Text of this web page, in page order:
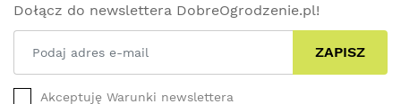
Dołącz do newslettera DobreOgrodzenie.pl!
ZAPISZ
Akceptuję Warunki newslettera